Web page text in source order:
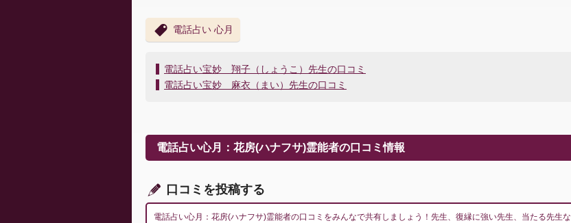
電話占い 心月
投
稿
ー
シ
ン
電話占い宝妙 翔子（しょうこ）先生の口コミ
電話占い宝妙 麻衣（まい）先生の口コミ
電話占い心月：花房(ハナフサ)霊能者の口コミ情報
口コミを投稿する
電話占い心月：花房(ハナフサ)霊能者の口コミをみんなで共有しましょう！先生、復縁に強い先生、当たる先生な